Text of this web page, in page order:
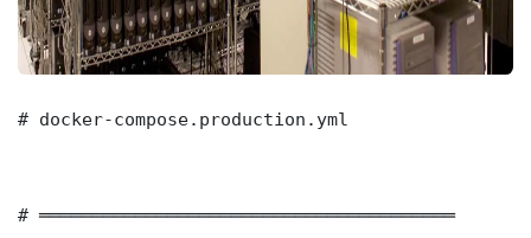
# docker-compose.production.yml
# ═══════════════════════════════════════